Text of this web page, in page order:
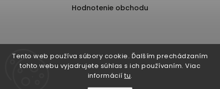
Tento web používa súbory cookie. Ďalším prechádzaním
tohto webu vyjadrujete súhlas s ich používaním. Viac
informácií tu.
Hodnotenie obchodu